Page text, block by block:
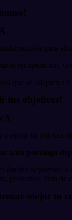
para
tu recuperación,
que se adapten
tus objetivos!
mejorar tu práctica
a un psicólogo
ámbito deportivo;
presiones, falta de
mejor tu